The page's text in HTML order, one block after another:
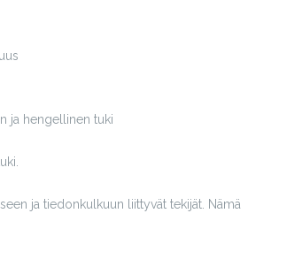
ja hengellinen tuki
ja tiedonkulkuun liittyvät tekijät. Nämä